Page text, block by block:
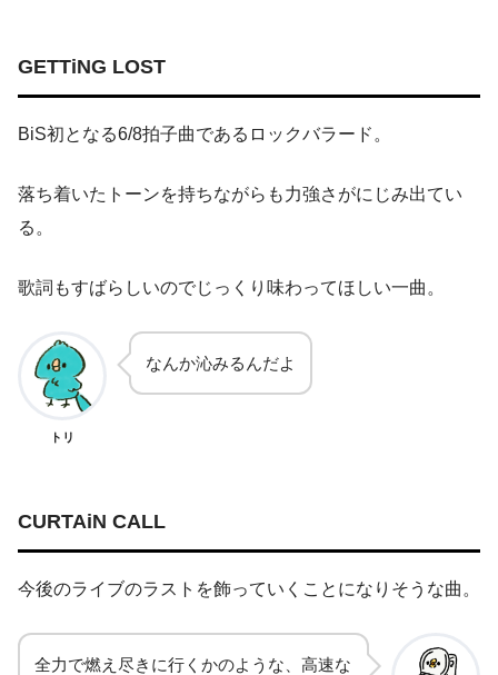
GETTiNG LOST
BiS初となる6/8拍子曲であるロックバラード。
落ち着いたトーンを持ちながらも力強さがにじみ出てい
る。
歌詞もすばらしいのでじっくり味わってほしい一曲。
トリ
なんか沁みるんだよ
CURTAiN CALL
今後のライブのラストを飾っていくことになりそうな曲。
全力で燃え尽きに行くかのような、高速な